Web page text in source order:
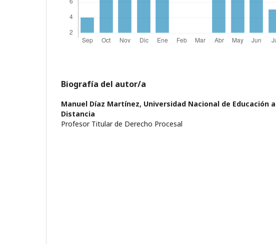
Biografía del autor/a
Manuel Díaz Martínez, Universidad Nacional de Educación a
Distancia
Profesor Titular de Derecho Procesal